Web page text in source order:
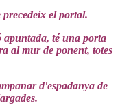
el portal.
apuntada, té una porta
al mur de ponent, totes
d'espadanya de